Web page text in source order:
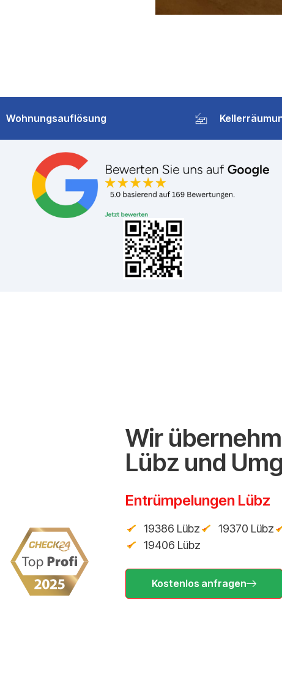
Wohnungsauflösung
Wir
Lübz und
Entrümpelungen Lübz
19386 Lübz 19370 Lübz
19406 Lübz
Kostenlos anfragen